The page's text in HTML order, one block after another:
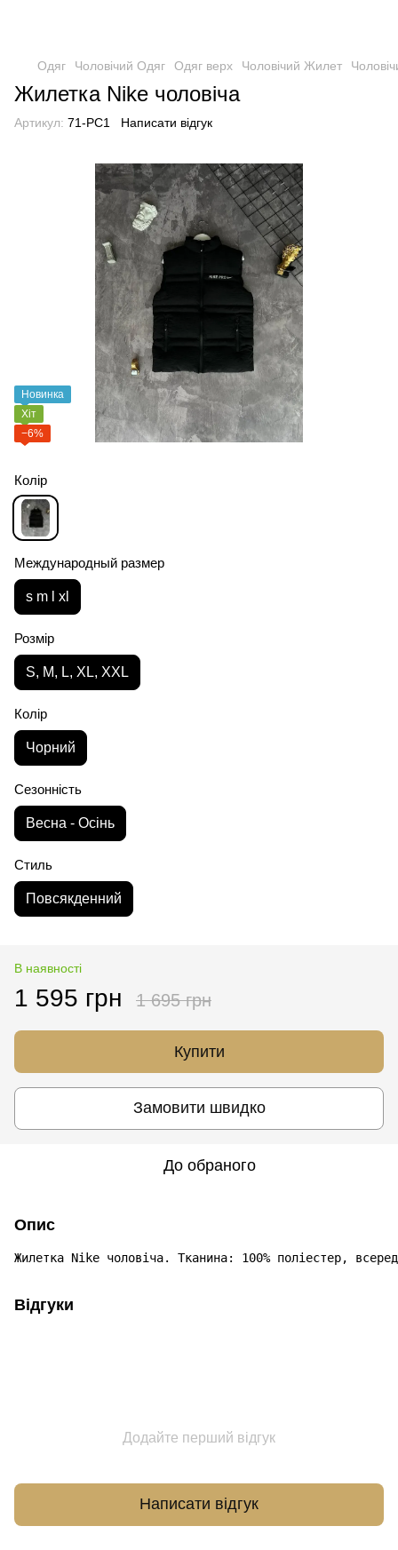
Одяг Чоловічий Одяг Одяг верх Чоловічий Жилет
Жилетка Nike чоловіча
Артикул: 71-PC1 Написати відгук
Новинка
Хіт
−6%
Колір
Международный размер
s m l xl
Розмір
S, M, L, XL, XXL
Колір
Чорний
Сезонність
Весна - Осінь
Стиль
Повсякденний
В наявності
1 595 грн 1 695 грн
Купити
Замовити швидко
До обраного
Опис
Відгуки
Додайте перший відгук
Написати відгук